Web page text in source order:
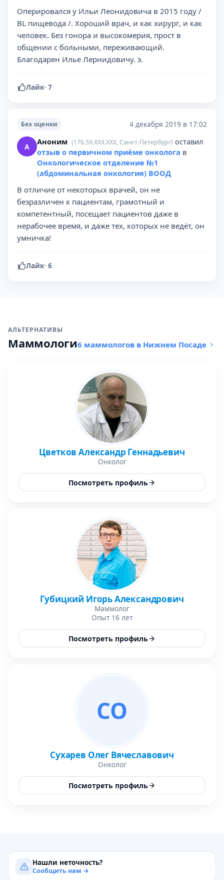
Оперировался у Ильи Леонидовича в 2015 году /
BL пищевода /. Хороший врач, и как хирург, и как
человек. Без гонора и высокомерия, прост в
общении с больными, переживающий.
Благодарен Илье Лернидовичу. э.
Лайк· 7
Без оценки 4 декабря 2019 в 17:02
А Аноним (176.59.XXX.XXX, Санкт-Петербург) оставил
отзыв о первичном приёме онколога в
Онкологическое отделение №1
(абдоминальная онкология) ВООД
В отличие от некоторых врачей, он не
безразличен к пациентам, грамотный и
компетентный, посещает пациентов даже в
нерабочее время, и даже тех, которых не ведёт, он
умничка!
Лайк· 6
АЛЬТЕРНАТИВЫ
Маммологи6 маммологов в Нижнем Посаде
Цветков Александр Геннадьевич
Онколог
Посмотреть профиль
Губицкий Игорь Александрович
Маммолог
Опыт 16 лет
Посмотреть профиль
СО
Сухарев Олег Вячеславович
Онколог
Посмотреть профиль
Нашли неточность?
Сообщить нам →